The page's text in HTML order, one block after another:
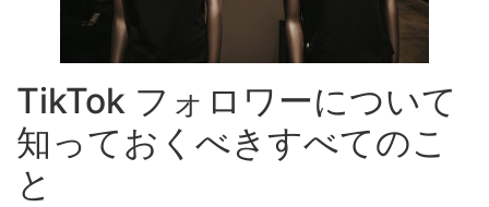
TikTok フォロワーについて
知っておくべきすべてのこ
と